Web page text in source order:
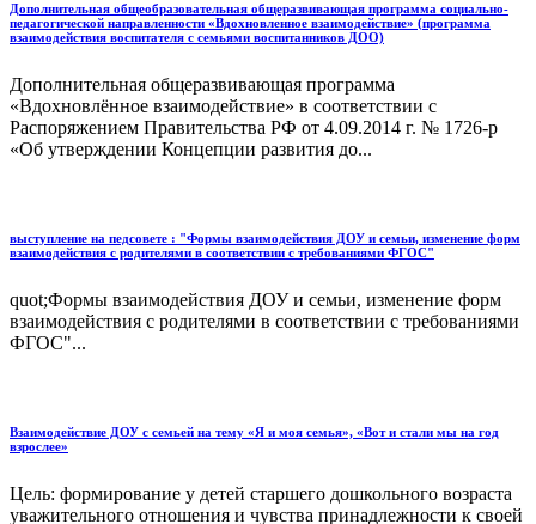
Дополнительная общеобразовательная общеразвивающая программа социально-
педагогической направленности «Вдохновленное взаимодействие» (программа
взаимодействия воспитателя с семьями воспитанников ДОО)
Дополнительная общеразвивающая программа
«Вдохновлённое взаимодействие» в соответствии с
Распоряжением Правительства РФ от 4.09.2014 г. № 1726-р
«Об утверждении Концепции развития до...
выступление на педсовете : "Формы взаимодействия ДОУ и семьи, изменение форм
взаимодействия с родителями в соответствии с требованиями ФГОС"
quot;Формы взаимодействия ДОУ и семьи, изменение форм
взаимодействия с родителями в соответствии с требованиями
ФГОС"...
Взаимодействие ДОУ с семьей на тему «Я и моя семья», «Вот и стали мы на год
взрослее»
Цель: формирование у детей старшего дошкольного возраста
уважительного отношения и чувства принадлежности к своей